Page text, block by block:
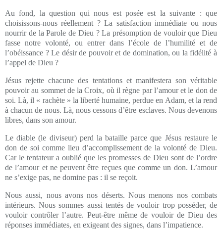
Au fond, la question qui nous est posée est la suivante : que
choisissons-nous réellement ? La satisfaction immédiate ou nous
nourrir de la Parole de Dieu ? La présomption de vouloir que Dieu
fasse notre volonté, ou entrer dans l’école de l’humilité et de
l’obéissance ? Le désir de pouvoir et de domination, ou la fidélité à
l’appel de Dieu ?
Jésus rejette chacune des tentations et manifestera son véritable
pouvoir au sommet de la Croix, où il règne par l’amour et le don de
soi. Là, il « rachète » la liberté humaine, perdue en Adam, et la rend
à chacun de nous. Là, nous cessons d’être esclaves. Nous devenons
libres, dans son amour.
Le diable (le diviseur) perd la bataille parce que Jésus restaure le
don de soi comme lieu d’accomplissement de la volonté de Dieu.
Car le tentateur a oublié que les promesses de Dieu sont de l’ordre
de l’amour et ne peuvent être reçues que comme un don. L’amour
ne s’exige pas, ne domine pas : il se reçoit.
Nous aussi, nous avons nos déserts. Nous menons nos combats
intérieurs. Nous sommes aussi tentés de vouloir trop posséder, de
vouloir contrôler l’autre. Peut-être même de vouloir de Dieu des
réponses immédiates, en exigeant des signes, dans l’impatience.